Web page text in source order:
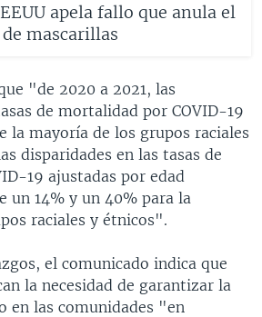
apela fallo que anula el
mascarillas
"de 2020 a 2021, las
de mortalidad por COVID-19
la mayoría de los grupos raciales
disparidades en las tasas de
19 ajustadas por edad
un 14% y un 40% para la
raciales y étnicos".
el comunicado indica que
la necesidad de garantizar la
en las comunidades "en